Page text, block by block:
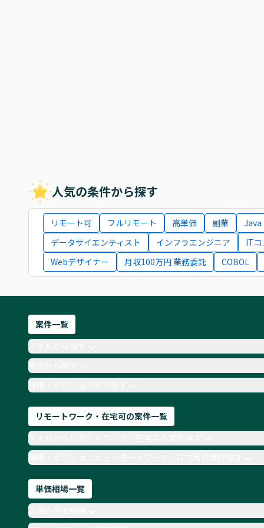
人気の条件から探す
リモート可 フルリモート 高単価 副業
Java
データサイエンティスト
インフラエンジニア
IT
Webデザイナー
月収100万円 業務委託 COBOL
案件一覧
単価から探す
職種・ポジションから探す
リモートワーク・在宅可の案件一覧
職種・ポジションからリモートワーク・在宅可の案件探す
単価相場一覧